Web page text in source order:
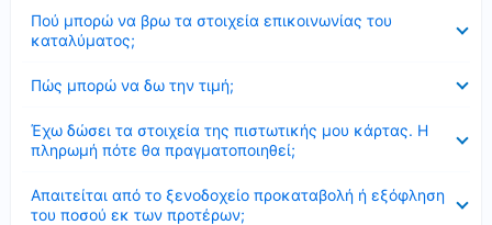
Πού μπορώ να βρω τα στοιχεία επικοινωνίας του
καταλύματος;
Πώς μπορώ να δω την τιμή;
Έχω δώσει τα στοιχεία της πιστωτικής μου κάρτας. Η
πληρωμή πότε θα πραγματοποιηθεί;
Απαιτείται από το ξενοδοχείο προκαταβολή ή εξόφληση
του ποσού εκ των προτέρων;